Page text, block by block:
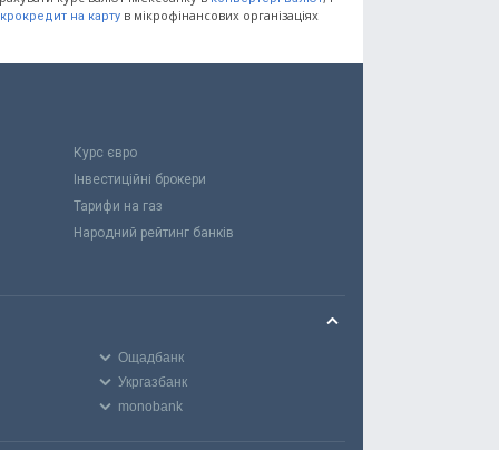
на карту в мікрофінансових організаціях
Курс євро
Інвестиційні брокери
Тарифи на газ
Народний рейтинг банків
Ощадбанк
Укргазбанк
monobank